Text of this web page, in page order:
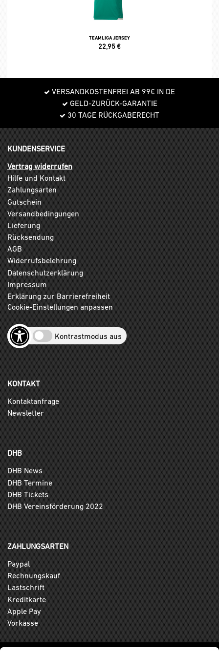
TEAMLIGA JERSEY
22,95€
VERSANDKOSTENFREI AB 99€ IN DE
GELD-ZURÜCK-GARANTIE
30 TAGE RÜCKGABERECHT
KUNDENSERVICE
Vertrag widerrufen
Hilfe und Kontakt
Zahlungsarten
Gutschein
Versandbedingungen
Lieferung
Rücksendung
AGB
Widerrufsbelehrung
Datenschutzerklärung
Impressum
Erklärung zur Barrierefreiheit
Cookie-Einstellungen anpassen
Kontrastmodus aus
KONTAKT
Kontaktanfrage
Newsletter
DHB
DHB News
DHB Termine
DHB Tickets
DHB Vereinsförderung 2022
ZAHLUNGSARTEN
Paypal
Rechnungskauf
Lastschrift
Kreditkarte
Apple Pay
Vorkasse